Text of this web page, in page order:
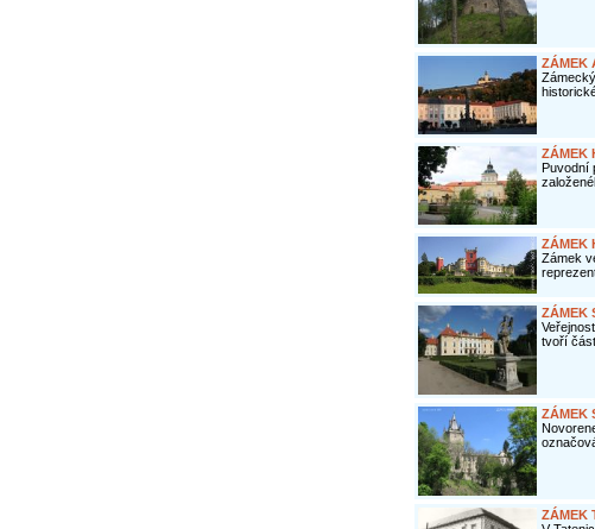
ZÁMEK
ZÁMEK
Puvodní
ZÁMEK
Zámek
ZÁMEK
tvoří
ZÁMEK
ZÁMEK